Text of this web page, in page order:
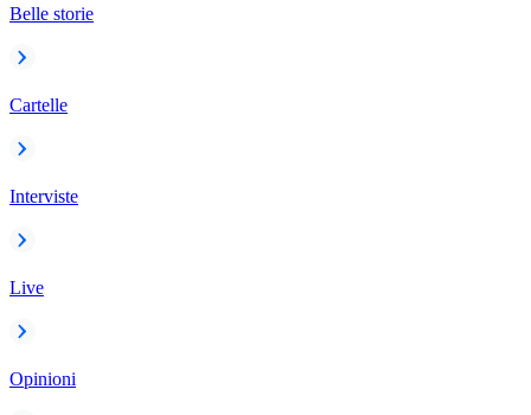
Belle storie
Cartelle
Interviste
Live
Opinioni